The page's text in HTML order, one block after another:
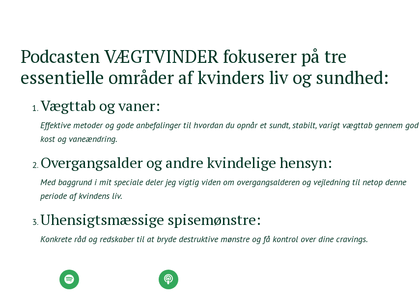
Podcasten VÆGTVINDER fokuserer på tre
essentielle områder af kvinders liv og sundhed:
Vægttab og vaner:
Effektive metoder og gode anbefalinger til hvordan du opnår et sundt, stabilt, varigt vægttab gennem god
kost og vaneændring.
Overgangsalder og andre kvindelige hensyn:
Med baggrund i mit speciale deler jeg vigtig viden om overgangsalderen og vejledning til netop denne
periode af kvindens liv.
Uhensigtsmæssige spisemønstre:
Konkrete råd og redskaber til at bryde destruktive mønstre og få kontrol over dine cravings.